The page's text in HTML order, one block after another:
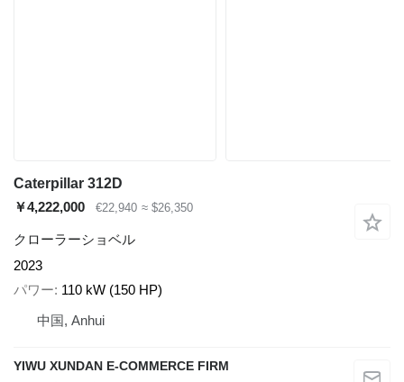
Caterpillar 312D
￥4,222,000
€22,940 ≈ $26,350
クローラーショベル
2023
パワー 110 kW (150 HP)
中国, Anhui
YIWU XUNDAN E-COMMERCE FIRM